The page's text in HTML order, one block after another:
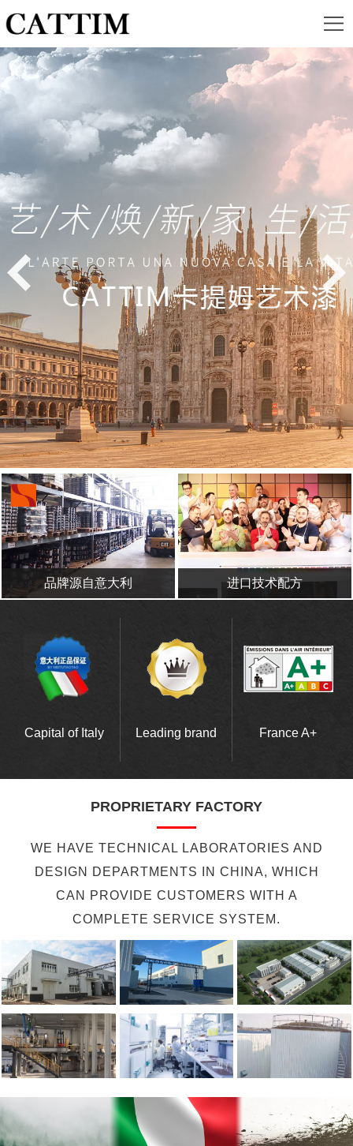
品牌源自意大利 进口技术配方
Capital of Italy Leading brand France A+
PROPRIETARY FACTORY
WE HAVE TECHNICAL LABORATORIES AND
DESIGN DEPARTMENTS IN CHINA, WHICH
CAN PROVIDE CUSTOMERS WITH A
COMPLETE SERVICE SYSTEM.